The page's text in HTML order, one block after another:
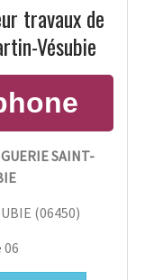
travaux de
Vésubie
SAINT-
(06450)